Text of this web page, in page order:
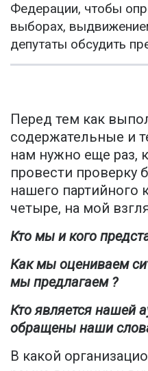
Федерации, чтобы
выборах,
депутаты обсудить
Перед тем как
содержательные и
нам нужно еще раз,
провести проверку
нашего партийного
четыре, на мой
Кто мы и кого
Как мы оцениваем
мы предлагаем ?
Кто является нашей
обращены наши
В какой